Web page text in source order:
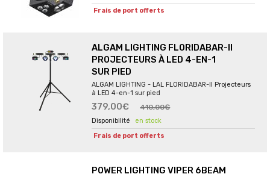
Frais de port offerts
ALGAM LIGHTING FLORIDABAR-II
PROJECTEURS À LED 4-EN-1
SUR PIED
ALGAM LIGHTING - LAL FLORIDABAR-II Projecteurs
à LED 4-en-1 sur pied
379,00€ 410,00€
en stock
Frais de port offerts
POWER LIGHTING VIPER 6BEAM